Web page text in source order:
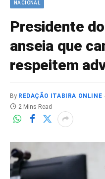
NACIONAL
Presidente
anseia que
respeitem
By REDAÇÃO ITABIRA ONLINE
2 Mins Read